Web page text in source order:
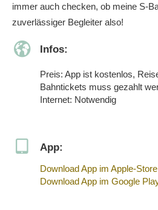
immer auch checken, ob meine S-
zuverlässiger Begleiter also!
Infos:
Preis: App ist kostenlos,
Bahntickets muss gezahlt
Internet: Notwendig
App:
Download App im Apple-Store
Download App im Google